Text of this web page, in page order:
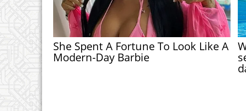
She Spent A Fortune To Look Like A
Modern-Day Barbie